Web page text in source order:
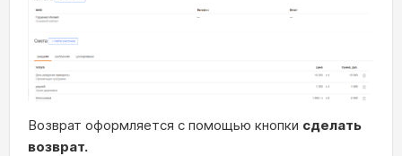
Возврат оформляется с помощью кнопки сделать
возврат.